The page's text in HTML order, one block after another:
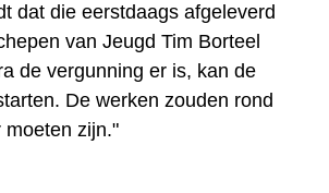
dat die eerstdaags afgeleverd
van Jeugd Tim Borteel
de vergunning er is, kan de
De werken zouden rond
moeten zijn."